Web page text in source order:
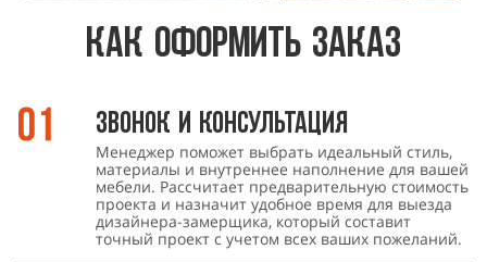
Как оформить заказ
Звонок и консультация
Менеджер поможет выбрать идеальный стиль,
материалы и внутреннее наполнение для вашей
мебели. Рассчитает предварительную стоимость
проекта и назначит удобное время для выезда
дизайнера-замерщика, который составит
точный проект с учетом всех ваших пожеланий.